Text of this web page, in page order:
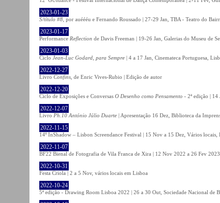
2023-01-23
S/título #8 , por auéééu e Fernando Roussado | 27-29 Jan, TBA - Teatro do
2023-01-17
Performance Reflection de Davis Freeman | 19-26 Jan, Galerias do Museu de
2023-01-03
Ciclo Jean-Luc Godard, para Sempre | 4 a 17 Jan, Cinemateca Portuguesa,
2022-12-27
Livro Confins , de Enric Vives-Rubio | Edição de autor
2022-12-20
Ciclo de Exposições e Conversas O Desenho como Pensamento - 2ª edição |
2022-12-07
Livro Ph.10 António Júlio Duarte | Apresentação 16 Dez, Biblioteca da
2022-11-15
14º InShadow – Lisbon Screendance Festival | 15 Nov a 15 Dez, Vários locais,
2022-11-07
BF22 Bienal de Fotografia de Vila Franca de Xira | 12 Nov 2022 a 26 Fev
2022-10-31
Festa Criola | 2 a 5 Nov, vários locais em Lisboa
2022-10-24
5ª edição - Drawing Room Lisboa 2022 | 26 a 30 Out, Sociedade Nacional de